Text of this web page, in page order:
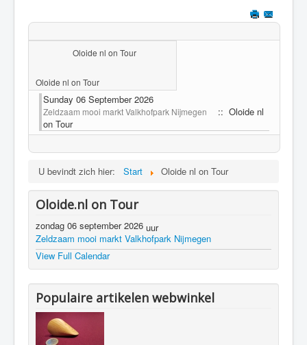
Oloide nl on Tour
Oloide nl on Tour
Sunday 06 September 2026
Zeldzaam mooi markt Valkhofpark Nijmegen
:: Oloide nl
on Tour
U bevindt zich hier: Start Oloide nl on Tour
Oloide.nl on Tour
zondag 06 september 2026 uur
Zeldzaam mooi markt Valkhofpark Nijmegen
View Full Calendar
Populaire artikelen webwinkel